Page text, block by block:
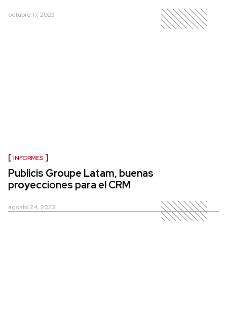
octubre 17, 2023
INFORMES
Publicis Groupe Latam, buenas
proyecciones para el CRM
agosto 24, 2023